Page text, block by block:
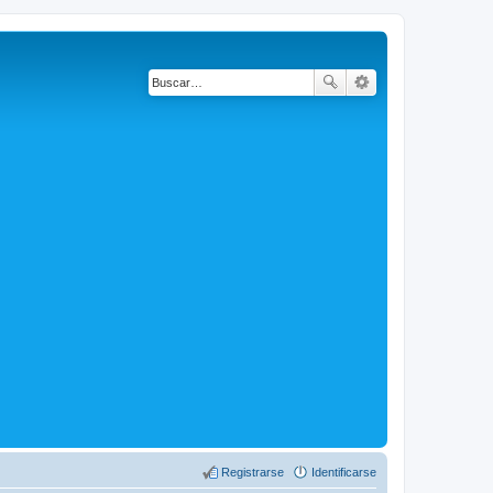
Identificarse
Registrarse